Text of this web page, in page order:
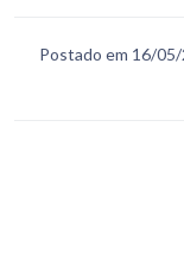
Postado em 16/